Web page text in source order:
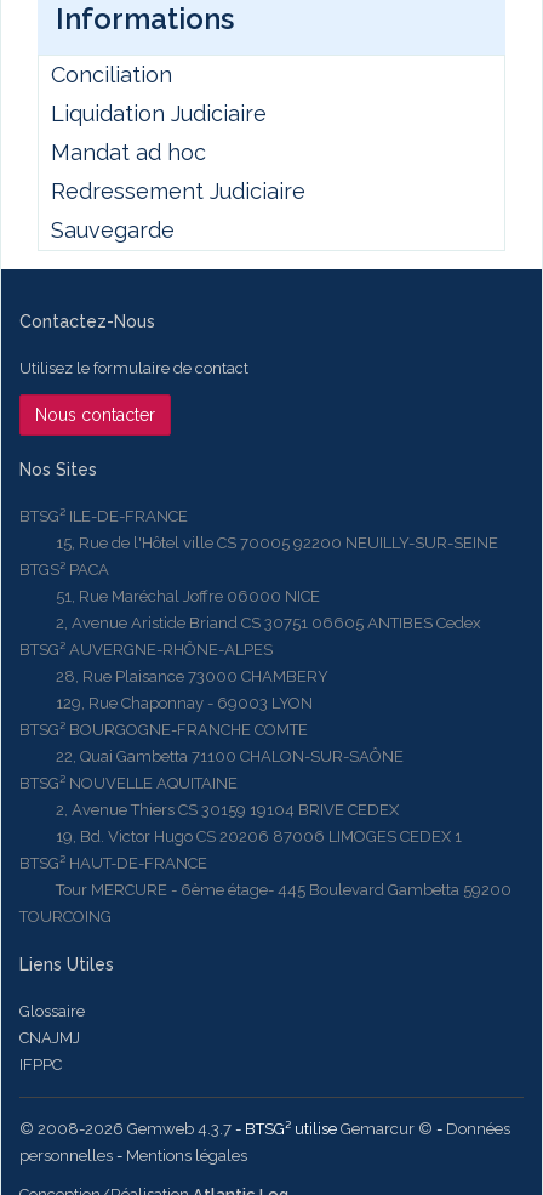
Informations
Conciliation
Liquidation Judiciaire
Mandat ad hoc
Redressement Judiciaire
Sauvegarde
Contactez-Nous
Utilisez le formulaire de contact
Nous contacter
Nos Sites
BTSG² ILE-DE-FRANCE
15, Rue de l'Hôtel ville CS 70005 92200 NEUILLY-SUR-SEINE
BTGS² PACA
51, Rue Maréchal Joffre 06000 NICE
2, Avenue Aristide Briand CS 30751 06605 ANTIBES Cedex
BTSG² AUVERGNE-RHÔNE-ALPES
28, Rue Plaisance 73000 CHAMBERY
129, Rue Chaponnay - 69003 LYON
BTSG² BOURGOGNE-FRANCHE COMTE
22, Quai Gambetta 71100 CHALON-SUR-SAÔNE
BTSG² NOUVELLE AQUITAINE
2, Avenue Thiers CS 30159 19104 BRIVE CEDEX
19, Bd. Victor Hugo CS 20206 87006 LIMOGES CEDEX 1
BTSG² HAUT-DE-FRANCE
Tour MERCURE - 6ème étage- 445 Boulevard Gambetta 59200
TOURCOING
Liens Utiles
Glossaire
CNAJMJ
IFPPC
© 2008-2026 Gemweb 4.3.7 - BTSG² utilise Gemarcur © - Données
personnelles - Mentions légales